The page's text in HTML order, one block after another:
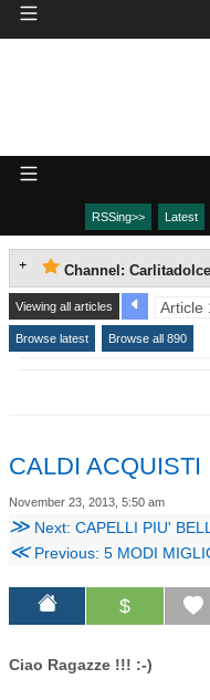
RSSing>> Latest
Channel: Carlitadolce
Viewing all articles
Browse latest Browse all 890
CALDI
November 23, 2013, 5:50 am
≫ Next: CAPELLI PIU' BELLI
≪Previous: 5 MODI
$
Ciao Ragazze !!! :-)